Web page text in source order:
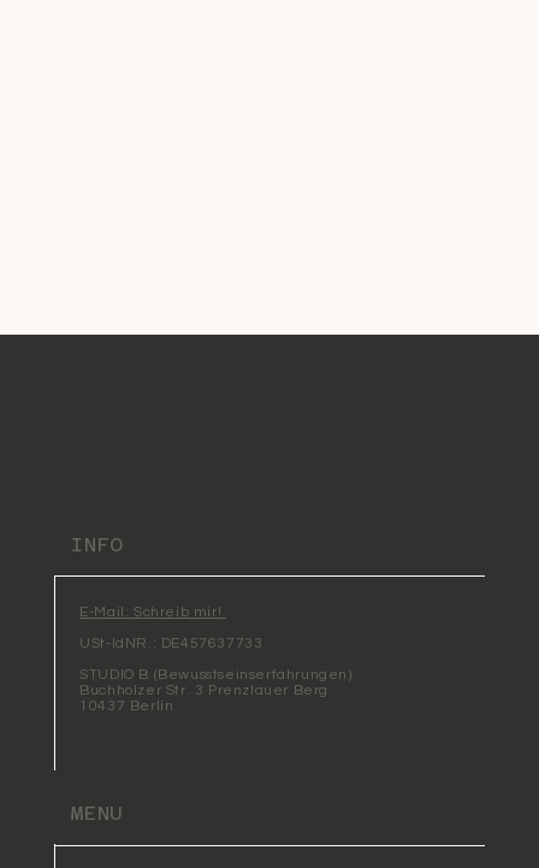
INFO
E-Mail: Schreib mir!
USt-IdNR.: DE457637733
STUDIO B (Bewusstseinserfahrungen)
Buchholzer Str. 3 Prenzlauer Berg
10437 Berlin
MENU